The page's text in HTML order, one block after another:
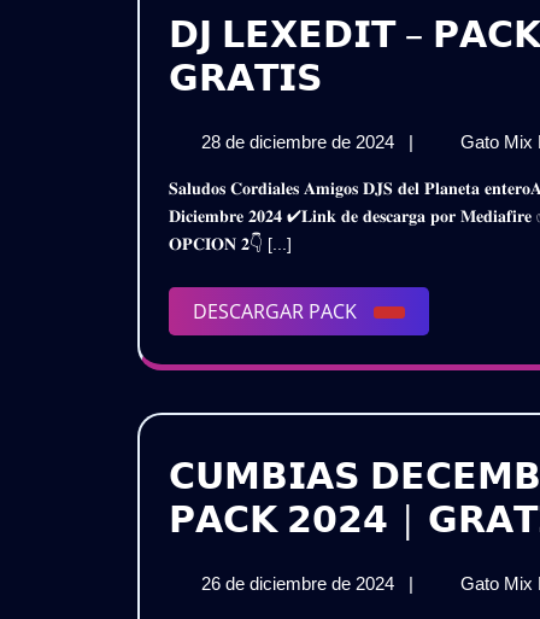
𝗗𝗝 𝗟𝗘𝗫𝗘𝗗𝗜𝗧 –
𝗚𝗥𝗔𝗧𝗜𝗦
–
𝗣𝗔𝗖𝗞
𝟮𝟬𝟮𝟰
|
𝗚𝗥𝗔𝗧𝗜𝗦
28 de diciembre de 2024
28
diciembre
de
| Gato Mix
𝐒𝐚𝐥𝐮𝐝𝐨𝐬 𝐂𝐨𝐫𝐝𝐢𝐚𝐥𝐞𝐬 𝐀𝐦𝐢𝐠𝐨𝐬 𝐃𝐉𝐒 𝐝𝐞𝐥 𝐏𝐥𝐚𝐧𝐞𝐭𝐚 𝐞𝐧𝐭𝐞𝐫𝐨𝐀𝐪𝐮𝐢 𝐥𝐞𝐬 𝐏𝐫𝐞𝐬𝐞𝐧𝐭𝐨 𝐞𝐬𝐭𝐞 𝐒𝐮𝐩𝐞𝐫 𝐏𝐚𝐜𝐤𝐃𝐣 𝐋𝐞𝐱𝐞𝐝𝐢𝐭 – 𝐔𝐩𝐝𝐚𝐭𝐞
𝐃𝐢𝐜𝐢𝐞𝐦𝐛𝐫𝐞 𝟐𝟎𝟐𝟒 ✔𝐋𝐢𝐧𝐤 𝐝𝐞 𝐝𝐞𝐬𝐜𝐚𝐫𝐠𝐚 𝐩𝐨𝐫
𝐎𝐏𝐂𝐈𝐎𝐍 𝟐👇 [...]
DESCARGAR PACK
DESCARGAR
PACK
𝗖𝗨𝗠𝗕𝗜𝗔𝗦
𝗣𝗔𝗖𝗞 𝟮𝟬𝟮𝟰 |
26 de diciembre de 2024
26| Gato Mix